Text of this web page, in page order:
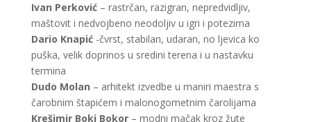
Ivan Perković– rastrčan, razigran, nepredvidljiv,
maštovit i nedvojbeno neodoljiv u igri i potezima
Dario Knapić-čvrst, stabilan, udaran, no ljevica ko
puška, velik doprinos u sredini terena i u nastavku
termina
Dudo Molan – arhitekt izvedbe u maniri maestra s
čarobnim štapićem i malonogometnim čarolijama
Krešimir Boki Bokor – modni mačak kroz žute